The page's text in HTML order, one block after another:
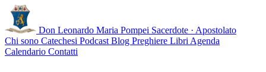
Don Leonardo Maria Pompei Sacerdote · Apostolato
Chi sono Catechesi Podcast Blog Preghiere Libri Agenda
Calendario Contatti